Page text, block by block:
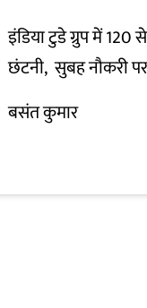
इंडिया टुडे ग्रुप में 120
छंटनी, सुबह नौकरी
बसंत कुमार